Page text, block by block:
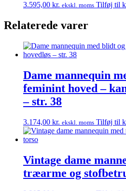
3.595,00 kr. ekskl. moms Tilføj til
Relaterede varer
Dame mannequin
feminint hoved –
– str. 38
3.174,00 kr. ekskl. moms Tilføj til
Vintage dame
træarme og